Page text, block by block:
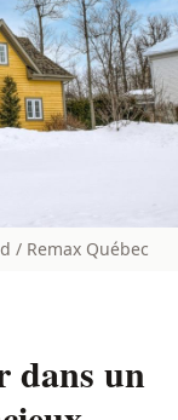
/ Remax Québec
dans un